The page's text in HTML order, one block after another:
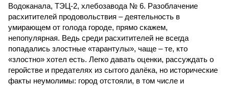
Водоканала, ТЭЦ-2, хлебозавода № 6. Разоблачение
расхитителей продовольствия – деятельность в
умирающем от голода городе, прямо скажем,
непопулярная. Ведь среди расхитителей не всегда
попадались злостные «тарантулы», чаще – те, кто
«злостно» хотел есть. Легко давать оценки, рассуждать о
геройстве и предателях из сытого далёка, но исторические
факты неумолимы: город отстояли, в том числе и